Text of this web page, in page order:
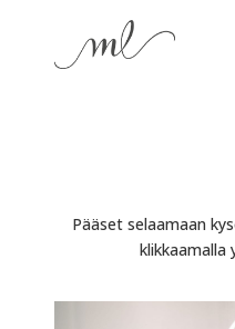
Pääset selaamaan
klikkaamalla